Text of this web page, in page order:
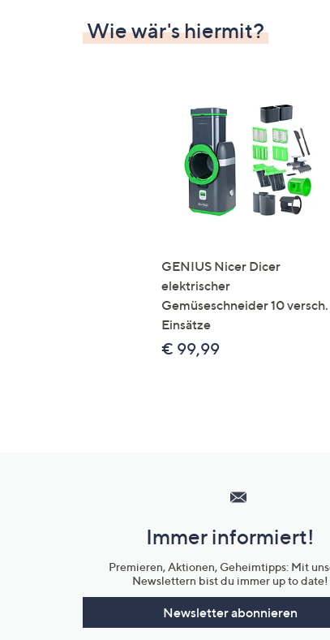
Wie wär's hiermit?
GENIUS Nicer Dicer
elektrischer
Gemüseschneider 10 versch.
Einsätze
€ 99,99
Unternehmensinformationen
Immer informiert!
Premieren, Aktionen, Geheimtipps: Mit
Newslettern bist du immer up to date!
Newsletter abonnieren